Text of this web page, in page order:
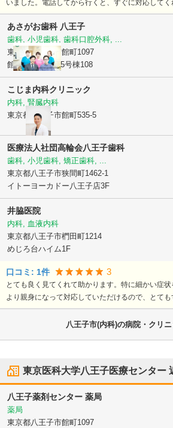
いました。電話してから行くと、すぐに対応してく
あさがお歯科 八王子
歯科, 小児歯科, 歯科口腔外科, ...
東京都八王子市館町1097
館ヶ丘団地第2-5号棟108
こじま内科クリニック
内科, 腎臓内科
東京都八王子市館町535-5
医療法人社団高輪会八王子歯科
歯科, 小児歯科, 矯正歯科, ...
東京都八王子市狭間町1462-1
イトーヨーカドー八王子店3F
井脇医院
内科, 血液内科
東京都八王子市椚田町1214
めじろ台ハイム1F
口コミ: 1件 3
とても良く見てくれて助かります。特に細かい症
より親身になって対応していただけるので、とても
八王子市(内科)の病院・クリ
東京医科大学八王子医療センター
八王子薬剤センター 薬局
薬局
東京都八王子市館町1097